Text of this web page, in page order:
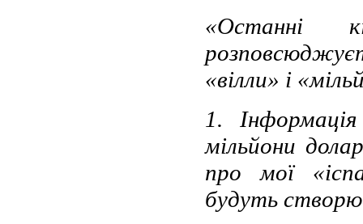
«Останні
«вілли» і
1.
мільйони
про мої
будуть